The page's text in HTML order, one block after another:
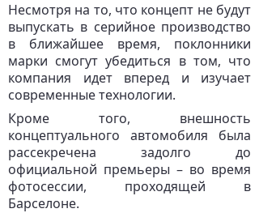
Несмотря на то, что концепт не будут
выпускать в серийное производство
в ближайшее время, поклонники
марки смогут убедиться в том, что
компания идет вперед и изучает
современные технологии.
Кроме того, внешность
концептуального автомобиля была
рассекречена задолго до
официальной премьеры – во время
фотосессии, проходящей в
Барселоне.